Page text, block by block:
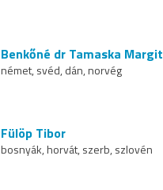
Benkőné dr Tamaska Margit
német, svéd, dán, norvég
Fülöp Tibor
bosnyák, horvát, szerb, szlovén